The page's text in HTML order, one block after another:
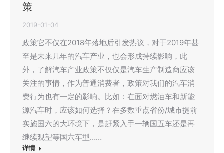
策
2019-01-04
政策它不仅在2018年落地后引发热议，对于2019年甚
至是未来几年的汽车产业，也会形成持续影响，此
外，了解汽车产业政策不仅仅是汽车生产制造商应该
关注的事情，作为普通消费者，政策对我们的汽车消
费行为也有一定的影响。比如：在面对燃油车和新能
源汽车时，应该如何选择？在多数重点省份/城市提前
实施国六的大环境下，是赶紧入手一辆国五车还是再
继续观望等国六车型……
详情